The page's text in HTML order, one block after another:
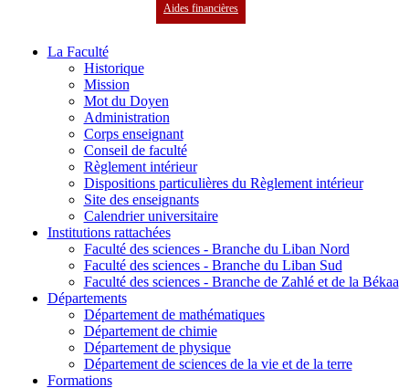
Aides financières
La Faculté
Historique
Mission
Mot du Doyen
Administration
Corps enseignant
Conseil de faculté
Règlement intérieur
Dispositions particulières du Règlement intérieur
Site des enseignants
Calendrier universitaire
Institutions rattachées
Faculté des sciences - Branche du Liban Nord
Faculté des sciences - Branche du Liban Sud
Faculté des sciences - Branche de Zahlé et de la Békaa
Départements
Département de mathématiques
Département de chimie
Département de physique
Département de sciences de la vie et de la terre
Formations